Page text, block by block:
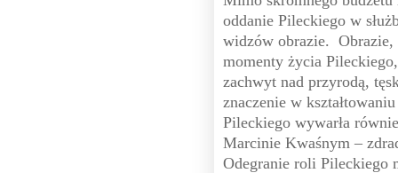
oddanie Pileckiego w
widzów obrazie. Obrazie,
momenty życia
zachwyt nad przyrodą,
znaczenie w
Pileckiego wywarła
Marcinie Kwaśnym –
Odegranie roli Pileckiego